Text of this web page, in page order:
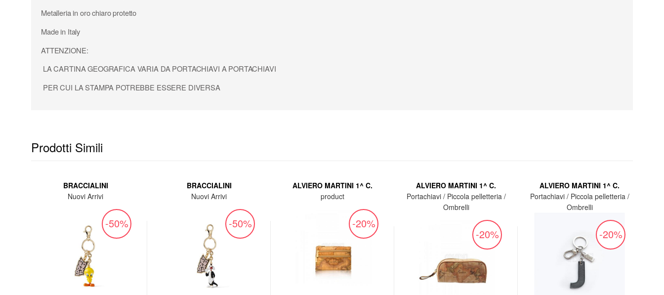
Metalleria in oro chiaro protetto
Made in Italy
ATTENZIONE:
LA CARTINA GEOGRAFICA VARIA DA PORTACHIAVI A PORTACHIAVI
PER CUI LA STAMPA POTREBBE ESSERE DIVERSA
Prodotti Simili
BRACCIALINI
Nuovi Arrivi
-50%
BRACCIALINI
Nuovi Arrivi
-50%
ALVIERO MARTINI 1^ C.
product
-20%
ALVIERO MARTINI 1^ C.
Portachiavi / Piccola pelletteria /
Ombrelli
-20%
ALVIERO MARTINI 1^ C.
Portachiavi / Piccola pelletteria /
Ombrelli
-20%